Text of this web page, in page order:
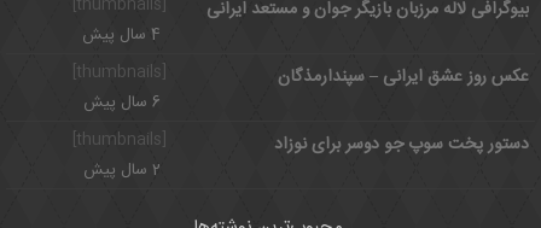
[thumbnails]
بیوگرافی لاله مرزبان بازیگر جوان و مستعد ایرانی
4 سال پیش
عکس روز عشق ایرانی – سپندارمذگان
6 سال پیش
دستور پخت سوپ جو دوسر برای نوزاد
2 سال پیش